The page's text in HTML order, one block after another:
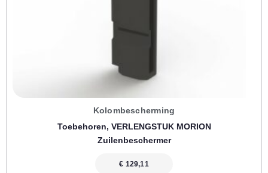
Kolombescherming
Toebehoren, VERLENGSTUK MORION
Zuilenbeschermer
€ 129,11